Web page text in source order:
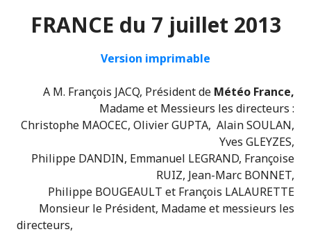
FRANCE du 7 juillet 2013
Version imprimable
A M. François JACQ, Président de Météo France,
Madame et Messieurs les directeurs :
Christophe MAOCEC, Olivier GUPTA, Alain SOULAN,
Yves GLEYZES,
Philippe DANDIN, Emmanuel LEGRAND, Françoise
RUIZ, Jean-Marc BONNET,
Philippe BOUGEAULT et François LALAURETTE
Monsieur le Président, Madame et messieurs les
directeurs,